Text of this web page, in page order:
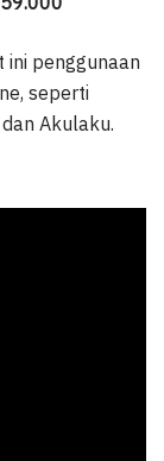
ini penggunaan
seperti
Akulaku.